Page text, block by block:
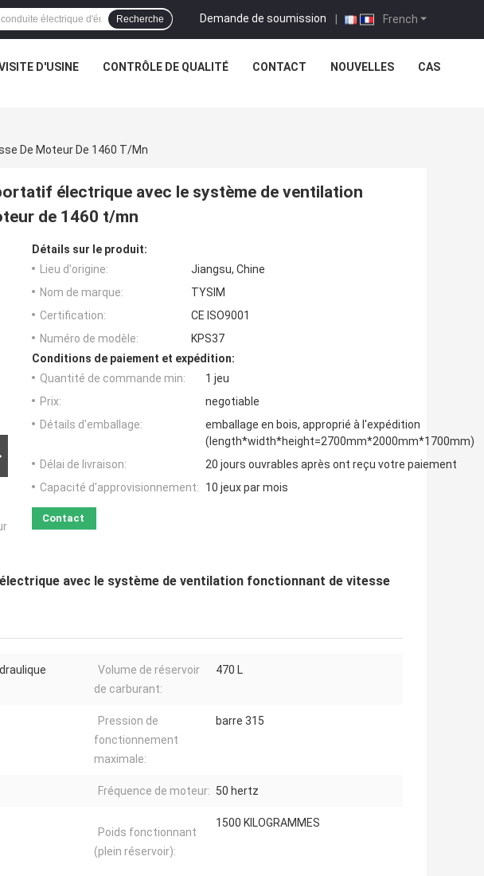
French
Demande de soumission |
Recherche
D'USINE CONTRÔLE DE QUALITÉ CONTACT NOUVELLES CAS
De Moteur De 1460 T/mn
électrique avec le système de ventilation
de 1460 t/mn
Détails sur le produit:
Lieu d'origine:
Jiangsu, Chine
Nom de marque:
TYSIM
Certification:
CE ISO9001
Numéro de modèle:
KPS37
Conditions de paiement et expédition:
Quantité de commande min:
1 jeu
Prix:
negotiable
Détails d'emballage:
emballage en bois, approprié à l'expédition
(length*width*height=2700mm*2000mm*1700mm)
Délai de livraison:
20 jours ouvrables après ont reçu votre paiement
Capacité d'approvisionnement:
10 jeux par mois
Contact
avec le système de ventilation fonctionnant de vitesse
Volume de réservoir
de carburant:
470 L
Pression de
fonctionnement
maximale:
barre 315
Fréquence de moteur: 50 hertz
Poids fonctionnant
(plein réservoir):
1500 KILOGRAMMES